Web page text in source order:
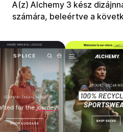
A(z) Alchemy 3 kész
számára, beleértve a